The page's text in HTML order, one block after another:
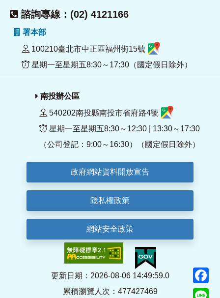
諮詢專線：(02) 4121166
署本部
100210臺北市中正區福州街15號
星期一至星期五8:30～17:30（國定假日除外）
南投辦公區
540202南投縣南投市省府路4號
星期一至星期五8:30～12:30 | 13:30～17:30
（公司登記：9:00～16:30）（國定假日除外）
政府網站資料開放宣告
隱私權政策
網站安全政策
更新日期：2026-08-06 14:49:59.0
累積瀏覽人次：477427469